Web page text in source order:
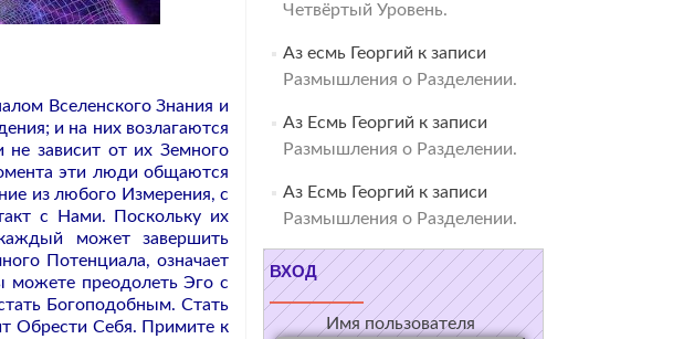
Вселенского Знания и
и на них возлагаются
зависит от их Земного
эти люди общаются
из любого Измерения, с
с Нами. Поскольку их
может завершить
Потенциала, означает
можете преодолеть Эго с
Богоподобным. Стать
Обрести Себя. Примите к
Четвёртый Уровень.
Аз есмь Георгий к записи
Размышления о Разделении.
Аз Есмь Георгий к записи
Размышления о Разделении.
Аз Есмь Георгий к записи
Размышления о Разделении.
ВХОД
Имя пользователя